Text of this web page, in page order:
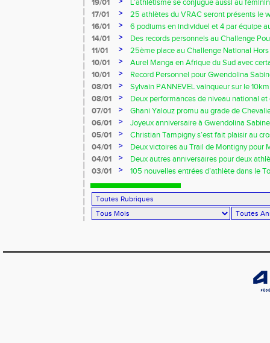
19/01
L’athlétisme se conjugue aussi au
17/01
>
25 athlètes du VRAC seront présents le
Owens !!!
16/01 >
6 podiums en individuel et 4 par équipe
Ezy
14/01 >
Des records personnels au Challenge
11/01
>
25ème place au Challenge National
10/01
>
Aurel Manga en Afrique du Sud avec
France !!!
10/01 >
Record Personnel pour Gwendolina
Prom’classic
08/01 >
Sylvain PANNEVEL vainqueur sur le
08/01
>
Deux performances de niveau national
début d’indoor 2014 !!!
07/01 >
Ghani Yalouz promu au grade de
06/01
>
Joyeux anniversaire à Gwendolina
05/01
>
Christian Tampigny s’est fait plaisir au
04/01
>
Deux victoires au Trail de Montigny pour
Piau !!!
04/01 >
Deux autres anniversaires pour deux
au VRAC !!!
03/01 > 105 nouvelles entrées d’athlète dans le